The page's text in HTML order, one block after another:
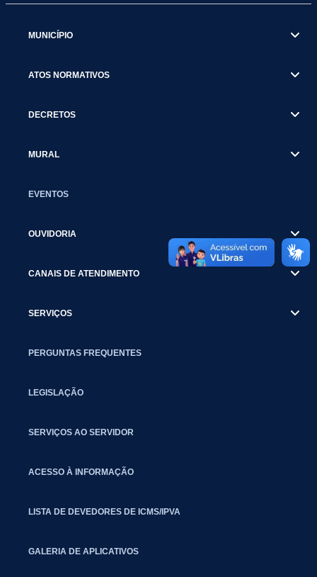
MUNICÍPIO
ATOS NORMATIVOS
DECRETOS
MURAL
EVENTOS
OUVIDORIA
CANAIS DE ATENDIMENTO
SERVIÇOS
PERGUNTAS FREQUENTES
LEGISLAÇÃO
SERVIÇOS AO SERVIDOR
ACESSO À INFORMAÇÃO
LISTA DE DEVEDORES DE ICMS/IPVA
GALERIA DE APLICATIVOS